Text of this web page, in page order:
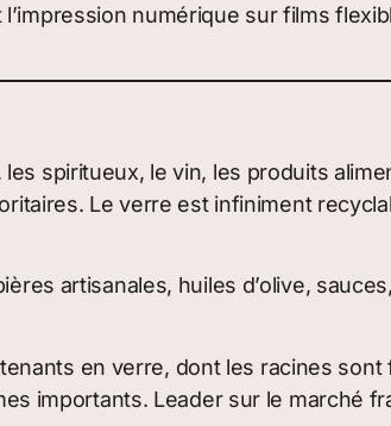
numérique sur films
spiritueux, le vin, les produits
Le verre est infiniment
artisanales, huiles d’olive,
en verre, dont les racines
importants. Leader sur le marché